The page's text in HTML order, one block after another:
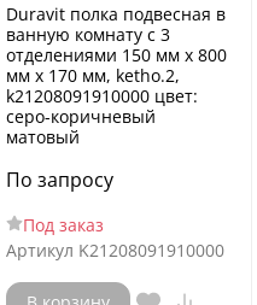
Duravit полка подвесная в
ванную комнату с 3
отделениями 150 мм х 800
мм х 170 мм, ketho.2,
k21208091910000 цвет:
серо-коричневый
матовый
По запросу
Под заказ
Артикул K21208091910000